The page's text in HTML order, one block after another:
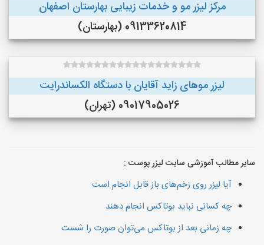
مرکز لیزر مو و خدمات زیبایی بهارستان اصفهان
09133620814 (بهارستان)
لیزر موهای زاید آقایان با دستگاه الکساندرایت
09017905026 (تهران)
سایر مطالب آموزشی سایت لیزر پوست :
آیا لیزر روی زخم‌های باز قابل انجام است
چه کسانی نباید بوتاکس انجام دهند
چه زمانی بعد از بوتاکس می‌توان صورت را شست